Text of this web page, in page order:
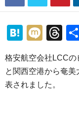
H
e
n
M
T
e
a
格安航空会社LCCの
と関西空港から奄
表されました。